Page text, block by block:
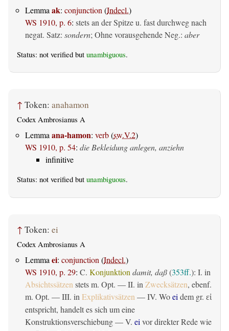
Lemma ak: conjunction (Indecl.)
WS 1910, p. 6: stets an der Spitze u. fast durchweg nach
negat. Satz: sondern; Ohne vorausgehende Neg.: aber
Status: not verified but unambiguous.
↑ Token: anahamon
Codex Ambrosianus A
Lemma ana-hamon: verb(sw.V.2)
WS 1910, p. 54: die Bekleidung anlegen, anziehn
infinitive
Status: not verified but unambiguous.
↑ Token: ei
Codex Ambrosianus A
Lemmaei: conjunction(Indecl.)
WS 1910, p. 29: C. Konjunktiondamit, daß(353ff.): I. in
Absichtssätzenstets m. Opt. — II. inZwecksätzen, ebenf.
m. Opt. — III. inExplikativsätzen— IV. Woeidem gr. εἰ
entspricht, handelt es sich um eine
Konstruktionsverschiebung — V. eivor direkter Rede wie